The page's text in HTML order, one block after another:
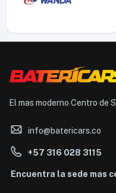
El mas moderno Centro de
info@batericars.co
+57 316 028 3115
Encuentra la sede mas